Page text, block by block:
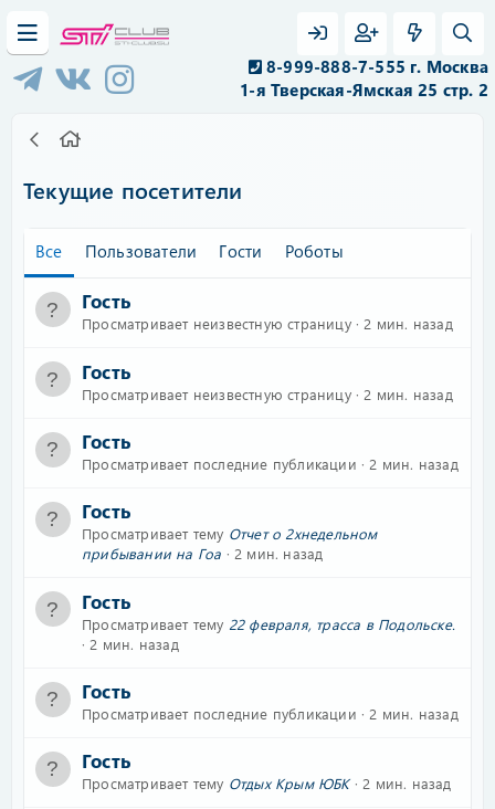
8-999-888-7-555 г. Москва
1-я Тверская-Ямская 25 стр. 2
Текущие посетители
Все Пользователи Гости Роботы
Гость
Просматривает неизвестную страницу 2 мин. назад
Гость
Просматривает неизвестную страницу 2 мин. назад
Гость
Просматривает последние публикации 2 мин. назад
Гость
Просматривает тему Отчет о 2хнедельном
прибывании на Гоа
2 мин. назад
Гость
Просматривает тему 22 февраля, трасса в Подольске.
2 мин. назад
Гость
Просматривает последние публикации 2 мин. назад
Гость
Просматривает тему Отдых Крым ЮБК 2 мин. назад